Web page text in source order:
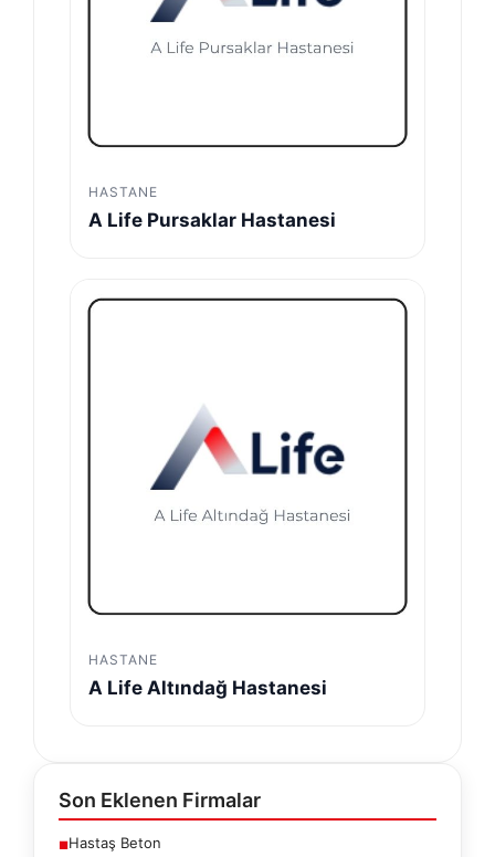
HASTANE
A Life Pursaklar Hastanesi
HASTANE
A Life Altındağ Hastanesi
Son Eklenen Firmalar
■Hastaş Beton